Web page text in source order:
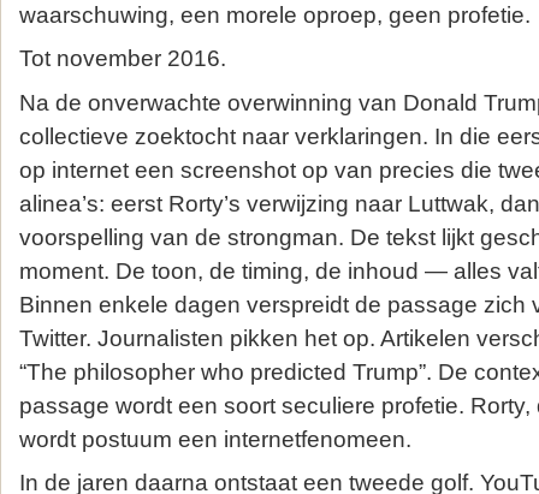
waarschuwing, een morele oproep, geen profetie.
Tot november 2016.
Na de onverwachte overwinning van Donald
collectieve zoektocht naar verklaringen. In die
op internet een screenshot op van precies die
alinea’s: eerst Rorty’s verwijzing naar Luttwak,
voorspelling van de strongman. De tekst lijkt
moment. De toon, de timing, de inhoud — alles
Binnen enkele dagen verspreidt de passage zich
Twitter. Journalisten pikken het op. Artikelen
“The philosopher who predicted Trump”. De
passage wordt een soort seculiere profetie.
wordt postuum een internetfenomeen.
In de jaren daarna ontstaat een tweede golf.